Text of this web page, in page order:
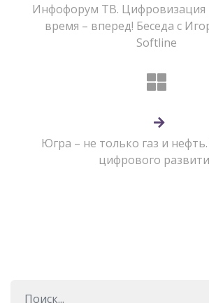
Инфофорум ТВ. Цифровизация
время – вперед! Беседа с
Softline
Югра – не только газ и
цифрового